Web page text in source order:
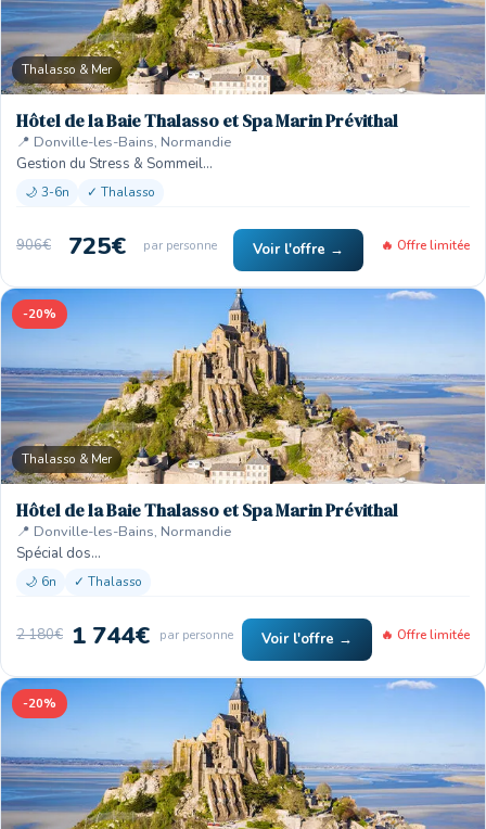
Thalasso & Mer
Hôtel de la Baie Thalasso et Spa Marin Prévithal
📍 Donville-les-Bains, Normandie
Gestion du Stress & Sommeil…
🌙 3-6n ✓ Thalasso
906€ 725€ par personne Voir l'offre → 🔥 Offre limitée
-20%
Thalasso & Mer
Hôtel de la Baie Thalasso et Spa Marin Prévithal
📍 Donville-les-Bains, Normandie
Spécial dos…
🌙 6n ✓ Thalasso
2 180€ 1 744€ par personne Voir l'offre → 🔥 Offre limitée
-20%